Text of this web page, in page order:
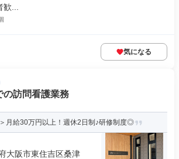
...
気になる
の訪問看護業務
月給30万円以上！週休2日制♪研修制度◎
大阪市東住吉区桑津